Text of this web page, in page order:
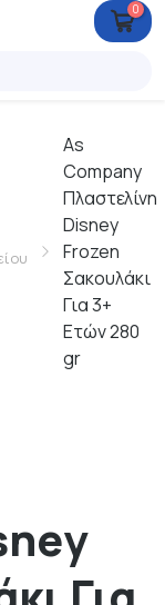
0
As
Company
Πλαστελίνη
Disney
Frozen
Σακουλάκι
Για 3+
Ετών 280
gr